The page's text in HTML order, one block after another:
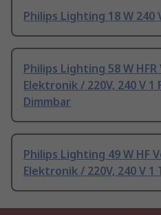
Philips Lighting 18 W 240
Philips Lighting 58 W
Elektronik / 220V, 240 V
Dimmbar
Philips Lighting 49 W HF
Elektronik / 220V, 240 V 1